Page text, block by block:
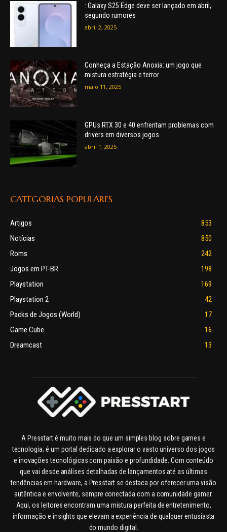
: Galaxy S25 Edge deve ser lançado em abril,
segundo rumores
abril 2, 2025
Conheça a Estação Anoxia: um jogo que
mistura estratégia e terror
maio 11, 2025
GPUs RTX 30 e 40 enfrentam problemas com
drivers em diversos jogos
abril 1, 2025
CATEGORIAS POPULARES
Artigos
853
Notícias
850
Roms
242
Jogos em PT-BR
198
Playstation
169
Playstation 2
42
Packs de Jogos (World)
17
Game Cube
16
Dreamcast
13
A Presstart é muito mais do que um simples blog sobre games e
tecnologia; é um portal dedicado a explorar o vasto universo dos jogos
e inovações tecnológicas com paixão e profundidade. Com conteúdo
que vai desde análises detalhadas de lançamentos até as últimas
tendências em hardware, a Presstart se destaca por oferecer uma visão
autêntica e envolvente, sempre conectada com a comunidade gamer.
Aqui, os leitores encontram uma mistura perfeita de entretenimento,
informação e insights que elevam a experiência de qualquer entusiasta
do mundo digital.